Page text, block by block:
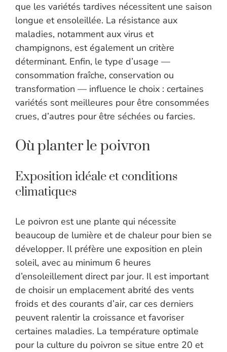
que les variétés tardives nécessitent une saison
longue et ensoleillée. La résistance aux
maladies, notamment aux virus et
champignons, est également un critère
déterminant. Enfin, le type d’usage —
consommation fraîche, conservation ou
transformation — influence le choix : certaines
variétés sont meilleures pour être consommées
crues, d’autres pour être séchées ou farcies.
Où planter le poivron
Exposition idéale et conditions
climatiques
Le poivron est une plante qui nécessite
beaucoup de lumière et de chaleur pour bien se
développer. Il préfère une exposition en plein
soleil, avec au minimum 6 heures
d’ensoleillement direct par jour. Il est important
de choisir un emplacement abrité des vents
froids et des courants d’air, car ces derniers
peuvent ralentir la croissance et favoriser
certaines maladies. La température optimale
pour la culture du poivron se situe entre 20 et